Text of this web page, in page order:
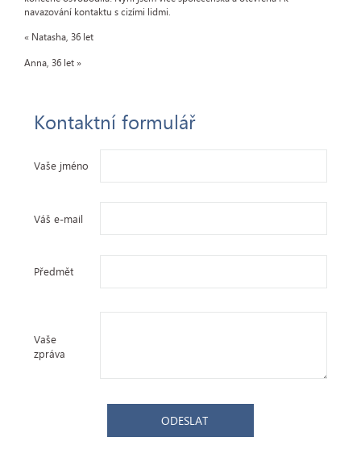
navazování kontaktu s cizími lidmi.
« Natasha, 36 let
Anna, 36 let»
Kontaktní formulář
Vaše jméno
Váš e-mail
Předmět
Vaše
zpráva